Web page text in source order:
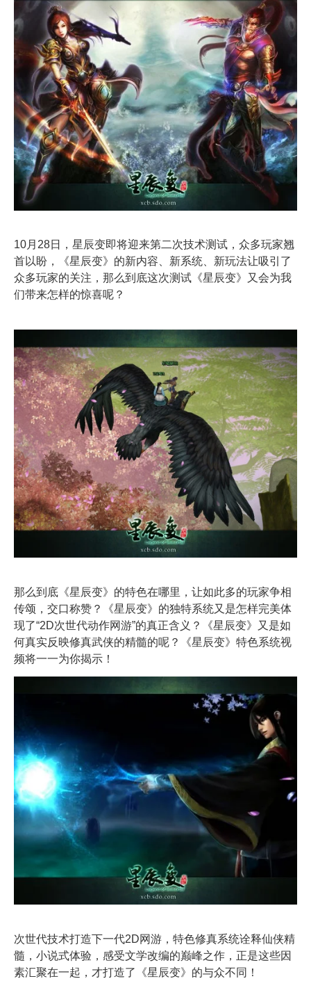
10月28日，星辰变即将迎来第二次技术测试，众多玩家翘
首以盼，《星辰变》的新内容、新系统、新玩法让吸引了
众多玩家的关注，那么到底这次测试《星辰变》又会为我
们带来怎样的惊喜呢？
那么到底《星辰变》的特色在哪里，让如此多的玩家争相
传颂，交口称赞？《星辰变》的独特系统又是怎样完美体
现了“2D次世代动作网游”的真正含义？《星辰变》又是如
何真实反映修真武侠的精髓的呢？《星辰变》特色系统视
频将一一为你揭示！
次世代技术打造下一代2D网游，特色修真系统诠释仙侠精
髓，小说式体验，感受文学改编的巅峰之作，正是这些因
素汇聚在一起，才打造了《星辰变》的与众不同！